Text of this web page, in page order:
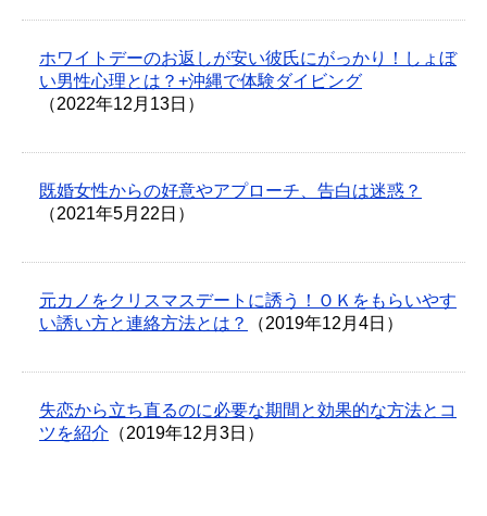
ホワイトデーのお返しが安い彼氏にがっかり！しょぼ
い男性心理とは？+沖縄で体験ダイビング
（2022年12月13日）
既婚女性からの好意やアプローチ、告白は迷惑？
（2021年5月22日）
元カノをクリスマスデートに誘う！ＯＫをもらいやす
い誘い方と連絡方法とは？
（2019年12月4日）
失恋から立ち直るのに必要な期間と効果的な方法とコ
ツを紹介 （2019年12月3日）